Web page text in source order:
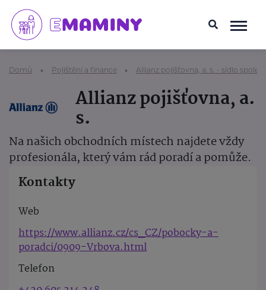
Domů Pojištění a finance Allianz pojišťovna, a. s. - sídlo
Allianz pojišťovna, a.
s.
Na našich obchodních místech najdete vždy
profesionála, který vám rád poradí a pomůže.
Kontakty
Web
https://www.allianz.cz/cs_CZ/pobocky-a-
poradci/0909-Vrbova.html
Telefon